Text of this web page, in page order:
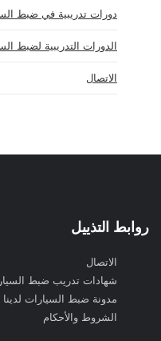
دورات تدريبية في ضبط
الدورات التدريبية لضبط
الاتصال
روابط التذييل
الاتصال
شهادات تدريب ضبط
مدونة ضبط السيارات لدينا
الشروط والأحكام